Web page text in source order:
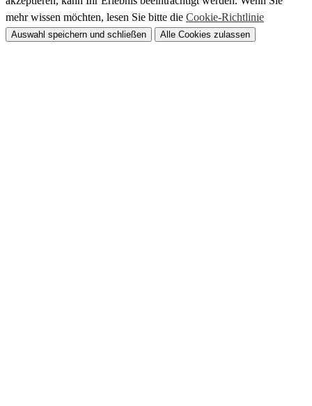
mehr wissen möchten, lesen Sie bitte die Cookie-Richtlinie
Auswahl speichern und schließen Alle Cookies zulassen